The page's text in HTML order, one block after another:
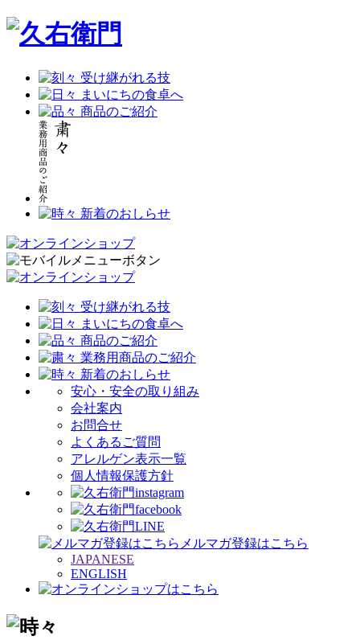
安心・安全の取り組み
会社案内
お問合せ
よくあるご質問
アレルゲン表示一覧
個人情報保護方針
メルマガ登録はこちら
JAPANESE
ENGLISH